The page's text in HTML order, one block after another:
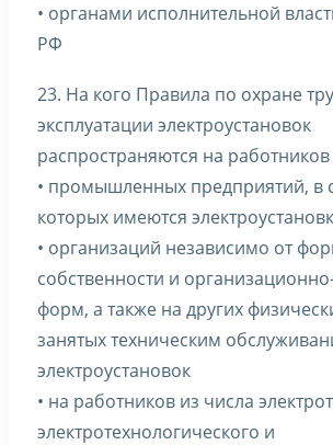
• органами исполнительной
РФ
23. На кого Правила по охране
эксплуатации электроустановок
распространяются на
• промышленных предприятий, в
которых имеются
• организаций независимо от
собственности и
форм, а также на других
занятых техническим
электроустановок
• на работников из числа
электротехнологического и